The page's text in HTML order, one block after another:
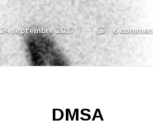
24 septembre 2017 6
DMSA